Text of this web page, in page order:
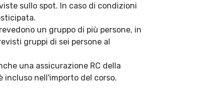
sullo spot. In caso di condizioni
un gruppo di più persone, in
gruppi di sei persone al
una assicurazione RC della
incluso nell'importo del corso.